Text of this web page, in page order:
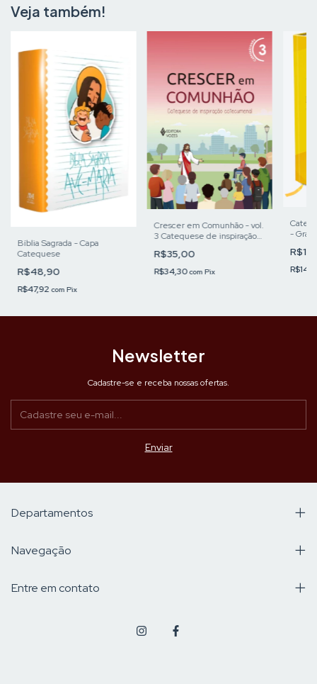
Veja também!
Bíblia Sagrada - Capa
Catequese
R$48,90
R$47,92com Pix
Crescer em Comunhão - vol.
3 Catequese de inspiração
R$35,00
R$34,30com Pix
-
Newsletter
Cadastre-se e receba nossas ofertas.
Departamentos
Navegação
Entre em contato